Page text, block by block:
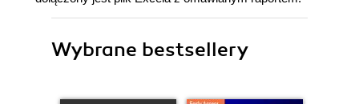
Wybrane bestsellery